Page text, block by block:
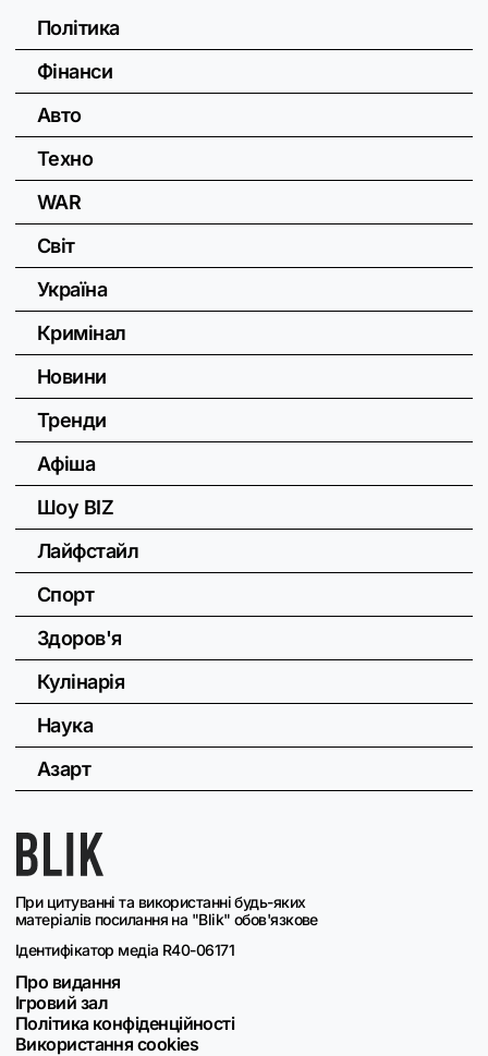
При цитуванні та використанні будь-яких
матеріалів посилання на "Blik" обов'язкове
Ідентифікатор медіа R40-06171
Про видання
Ігровий зал
Політика конфіденційності
Використання cookies
Політика
Фінанси
Авто
Техно
WAR
Світ
Україна
Кримінал
Новини
Тренди
Афіша
Шоу BIZ
Лайфстайл
Спорт
Здоров'я
Кулінарія
Наука
Азарт